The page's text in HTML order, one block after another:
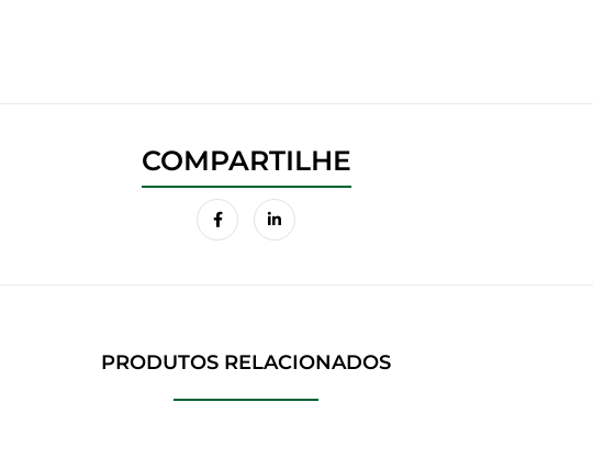
PRODUTOS RELACIONADOS